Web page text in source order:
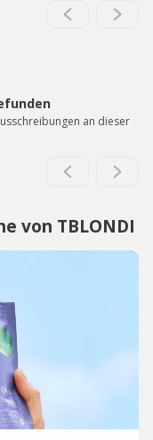
an dieser
von TBLONDI